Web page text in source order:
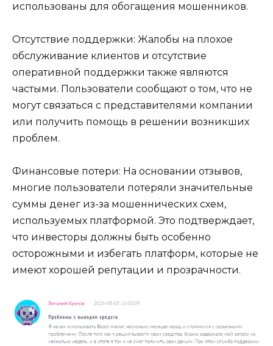
использованы для обогащения мошенников.
Отсутствие поддержки: Жалобы на плохое
обслуживание клиентов и отсутствие
оперативной поддержки также являются
частыми. Пользователи сообщают о том, что не
могут связаться с представителями компании
или получить помощь в решении возникших
проблем.
Финансовые потери: На основании отзывов,
многие пользователи потеряли значительные
суммы денег из-за мошеннических схем,
используемых платформой. Это подтверждает,
что инвесторы должны быть особенно
осторожными и избегать платформ, которые не
имеют хорошей репутации и прозрачности.